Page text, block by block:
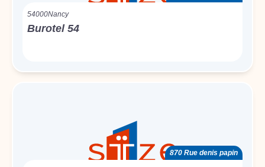
54000Nancy
Burotel 54
870 Rue denis papin